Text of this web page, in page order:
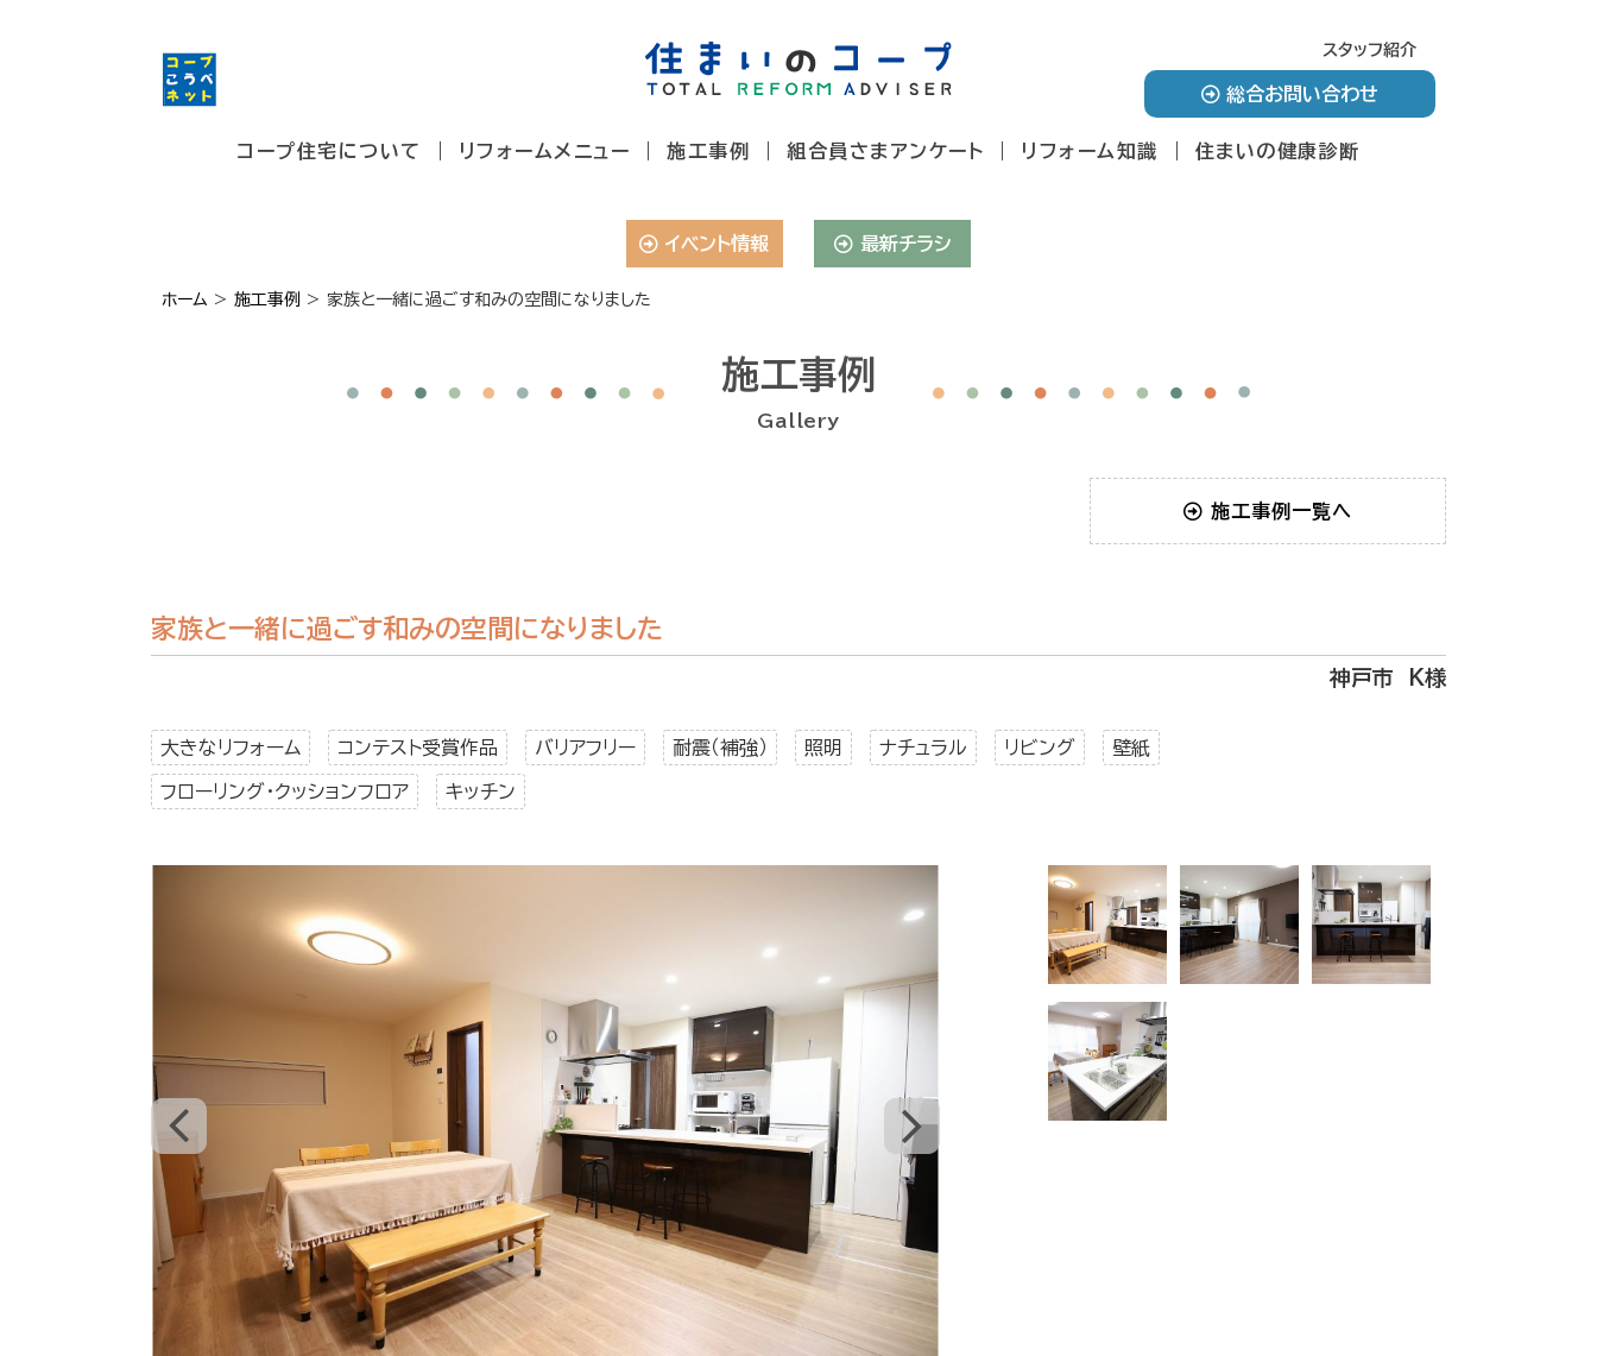
スタッフ紹介
総合お問い合わせ
コープ住宅について リフォームメニュー 施工事例 組合員さまアンケート リフォーム知識 住まいの健康診断
イベント情報 最新チラシ
ホーム > 施工事例 > 家族と一緒に過ごす和みの空間になりました
施工事例
Gallery
施工事例一覧へ
家族と一緒に過ごす和みの空間になりました
神戸市 K様
大きなリフォーム コンテスト受賞作品 バリアフリー 耐震（補強） 照明 ナチュラル リビング 壁紙
フローリング・クッションフロア キッチン